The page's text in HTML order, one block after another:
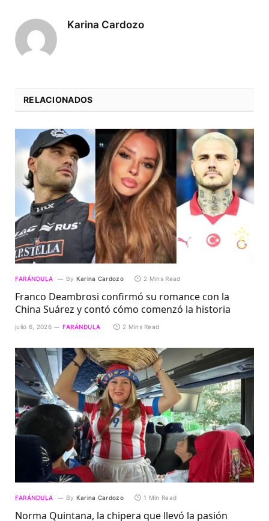
Karina Cardozo
RELACIONADOS
FARÁNDULA By Karina Cardozo 2 Mins Read
Franco Deambrosi confirmó su romance con la
China Suárez y contó cómo comenzó la historia
julio 6, 2026 FARÁNDULA 2 Mins Read
FARÁNDULA By Karina Cardozo 1 Min Read
Norma Quintana, la chipera que llevó la pasión